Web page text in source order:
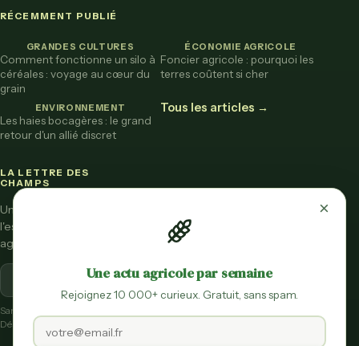
RÉCEMMENT PUBLIÉ
GRANDES CULTURES
Comment fonctionne un silo à
céréales : voyage au cœur du
grain
ÉCONOMIE AGRICOLE
Foncier agricole : pourquoi les
terres coûtent si cher
ENVIRONNEMENT
Les haies bocagères : le grand
retour d'un allié discret
Tous les articles →
LA LETTRE DES
CHAMPS
Une fois par mois,
l'essentiel de l'actu
agricole vulgarisée.
S'inscrire
Sans spam.
Désinscription en un clic.
×
Une actu agricole par semaine
Rejoignez 10 000+ curieux. Gratuit, sans spam.